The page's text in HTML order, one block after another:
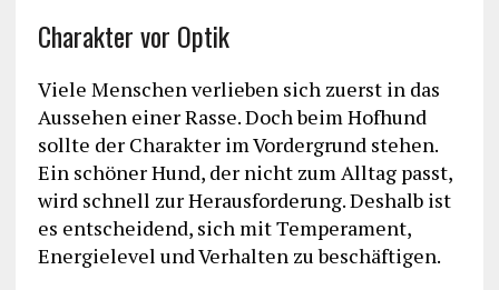
Charakter vor Optik
Viele Menschen verlieben sich zuerst in das
Aussehen einer Rasse. Doch beim Hofhund
sollte der Charakter im Vordergrund stehen.
Ein schöner Hund, der nicht zum Alltag passt,
wird schnell zur Herausforderung. Deshalb ist
es entscheidend, sich mit Temperament,
Energielevel und Verhalten zu beschäftigen.